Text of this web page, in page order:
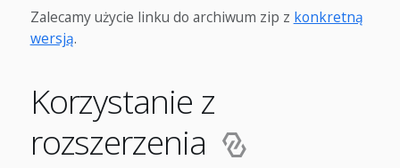
Zalecamy użycie linku do archiwum zip z konkretną
wersją.
Korzystanie z
rozszerzenia